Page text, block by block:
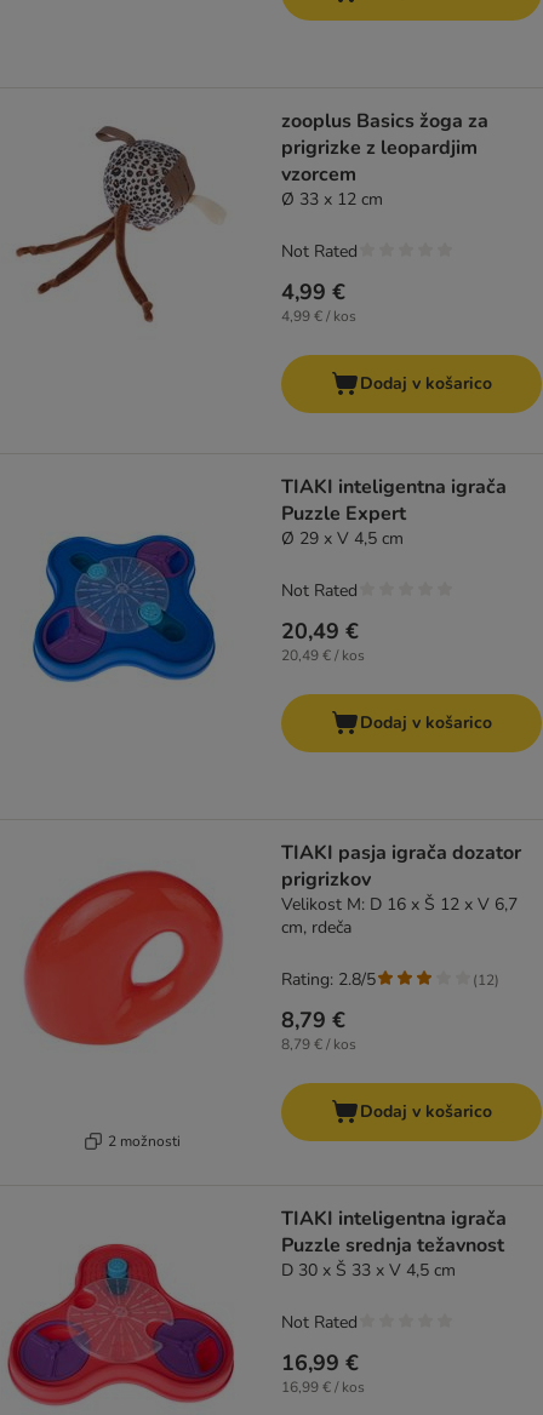
zooplus Basics žoga za
prigrizke z leopardjim
vzorcem
Ø 33 x 12 cm
4,99 €
4,99 € / kos
Not Rated
Dodaj v košarico
TIAKI inteligentna igrača
Puzzle Expert
Ø 29 x V 4,5 cm
20,49 €
20,49 € / kos
Not Rated
Dodaj v košarico
2 možnosti
TIAKI pasja igrača dozator
prigrizkov
Velikost M: D 16 x Š 12 x V 6,7
cm, rdeča
8,79 €
8,79 € / kos
Rating: 2.8/5 (12)
Dodaj v košarico
TIAKI inteligentna igrača
Puzzle srednja težavnost
D 30 x Š 33 x V 4,5 cm
16,99 €
16,99 € / kos
Not Rated